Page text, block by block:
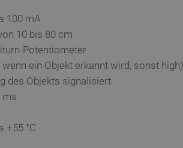
100 mA
10 bis 80 cm
Potentiometer
ein Objekt erkannt wird, sonst high)
des Objekts signalisiert
ms
+55 °C
Kontoverwaltung. Ohne
der Einwilligungs- und
für ihre Interaktion mit
Datenschutzrichtlinien
dass ihre Präferenzen in